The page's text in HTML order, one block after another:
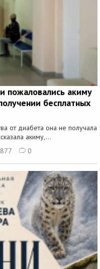
пожаловались акиму
бесплатных
от диабета она не получала
акиму,...
877 0